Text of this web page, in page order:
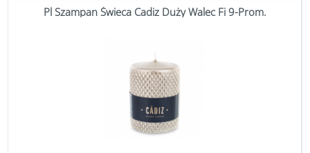
Pl Szampan Świeca Cadiz Duży Walec Fi 9-Prom.